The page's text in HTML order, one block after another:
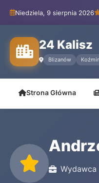
Niedziela, 9 sierpnia 2026
24 Kalisz
Blizanów
Strona Główna
Wydawca